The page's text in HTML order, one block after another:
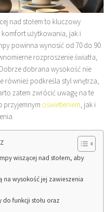
nad stołem to kluczowy
użytkowania, jak i
powinna wynosić od 70 do 90
rozproszenie światła,
dobrana wysokość nie
podkreśla styl wnętrza,
zatem zwrócić uwagę na te
przyjemnym oświetleniem , jak i
wiszącej nad stołem, aby
na wysokość jej zawieszenia
funkcji stołu oraz